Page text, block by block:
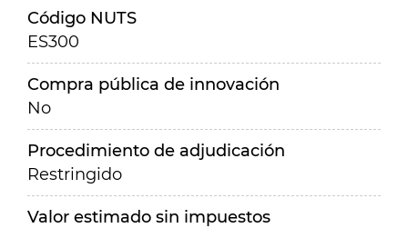
Código NUTS
ES300
Compra pública de innovación
No
Procedimiento de adjudicación
Restringido
Valor estimado sin impuestos